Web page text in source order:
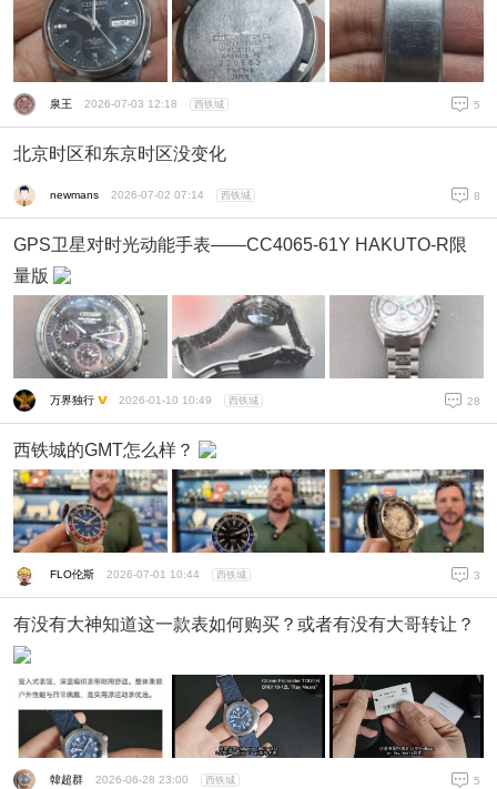
泉王 2026-07-03 12:18 西铁城 5
北京时区和东京时区没变化
newmans 2026-07-02 07:14 西铁城 8
GPS卫星对时光动能手表——CC4065-61Y HAKUTO-R限
量版
万界独行 2026-01-10 10:49 西铁城 28
西铁城的GMT怎么样？
FLO伦斯 2026-07-01 10:44 西铁城 3
有没有大神知道这一款表如何购买？或者有没有大哥转让？
韓超群 2026-06-28 23:00 西铁城 5